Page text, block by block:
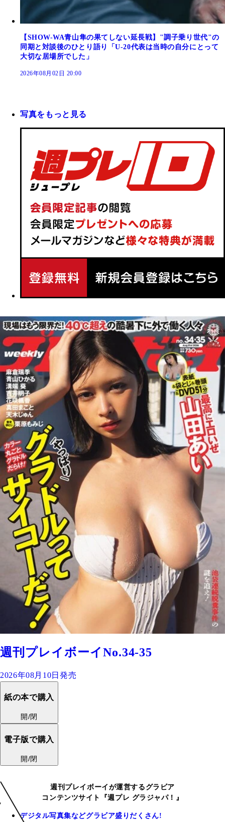
【SHOW-WA青山隼の果てしない延長戦】"調子乗り世代"の
同期と対談後のひとり語り「U-20代表は当時の自分にとって
大切な居場所でした」
2026年08月02日 20:00
写真をもっと見る
週刊プレイボーイNo.34-35
2026年08月10日発売
紙の本で購入
開/閉
電子版で購入
開/閉
週刊プレイボーイが運営するグラビア
コンテンツサイト『週プレ グラジャパ！』
デジタル写真集などグラビア盛りだくさん!